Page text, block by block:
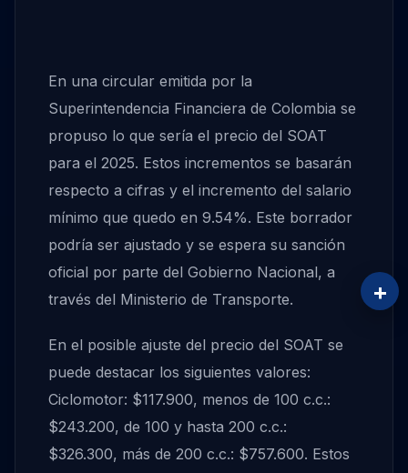
En una circular emitida por la
Superintendencia Financiera de Colombia se
propuso lo que sería el precio del SOAT
para el 2025. Estos incrementos se basarán
respecto a cifras y el incremento del salario
mínimo que quedo en 9.54%. Este borrador
podría ser ajustado y se espera su sanción
oficial por parte del Gobierno Nacional, a
través del Ministerio de Transporte.
En el posible ajuste del precio del SOAT se
puede destacar los siguientes valores:
Ciclomotor: $117.900, menos de 100 c.c.:
$243.200, de 100 y hasta 200 c.c.:
$326.300, más de 200 c.c.: $757.600. Estos
+